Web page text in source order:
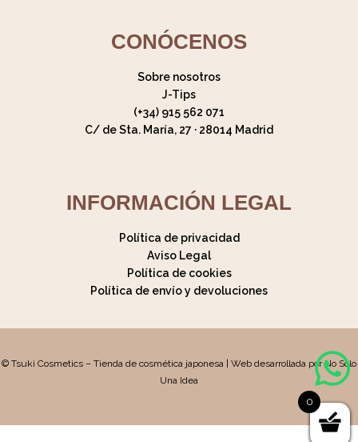
CONÓCENOS
Sobre nosotros
J-Tips
(+34) 915 562 071
C/ de Sta. María, 27 · 28014 Madrid
INFORMACIÓN LEGAL
Política de privacidad
Aviso Legal
Política de cookies
Política de envío y devoluciones
© Tsuki Cosmetics – Tienda de cosmética japonesa | Web desarrollada por No Solo
Una Idea
0